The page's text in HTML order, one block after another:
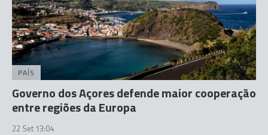
PAÍS
Governo dos Açores defende maior cooperação
entre regiões da Europa
22 Set 13:04